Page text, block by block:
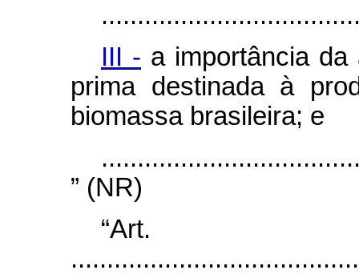
III - a importância
prima destinada à
biomassa brasileira; e
” (NR)